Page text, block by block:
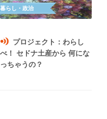
プロジェクト：わらし
べ！ セドナ土産から 何にな
っちゃうの？